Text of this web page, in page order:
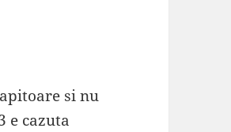
si nu
e cazuta